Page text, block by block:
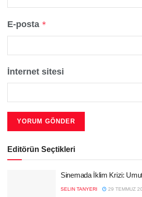
E-posta *
İnternet sitesi
Editörün Seçtikleri
Sinemada İklim Krizi:
SELIN TANYERI 29 TEMMUZ